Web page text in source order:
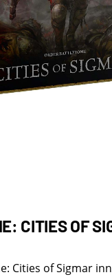
CITIES OF
Cities of Sigmar